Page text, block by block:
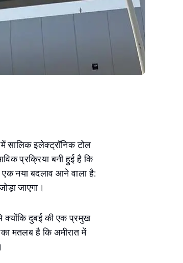
सालिक इलेक्ट्रॉनिक टोल
प्रक्रिया बनी हुई है कि
एक नया बदलाव आने वाला है:
जाएगा।
क्योंकि दुबई की एक प्रमुख
मतलब है कि अमीरात में